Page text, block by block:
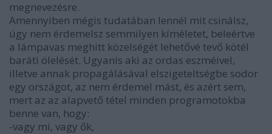
megnevezésre.
Amennyiben mégis tudatában lennél mit csinálsz,
úgy nem érdemelsz semmilyen kíméletet, beleértve
a lámpavas meghitt közelségét lehetővé tevő kötél
baráti ölelését. Ugyanis aki az ordas eszméivel,
illetve annak propagálásával elszigeteltségbe sodor
egy országot, az nem érdemel mást, és azért sem,
mert az az alapvető tétel minden programotokba
benne van, hogy:
-vagy mi, vagy ők,